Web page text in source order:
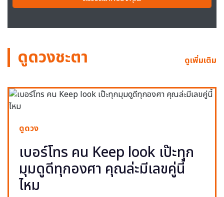
ดูดวงชะตา ดูเพิ่มเติม
ดูดวง
เบอร์โทร คน Keep look เป๊ะทุก
มุมดูดีทุกองศา คุณล่ะมีเลขคู่นี้
ไหม